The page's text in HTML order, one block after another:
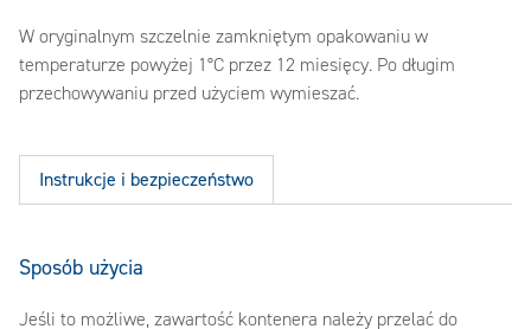
W oryginalnym szczelnie zamkniętym opakowaniu w
temperaturze powyżej 1°C przez 12 miesięcy. Po długim
przechowywaniu przed użyciem wymieszać.
Instrukcje i bezpieczeństwo
Sposób użycia
Jeśli to możliwe, zawartość kontenera należy przelać do